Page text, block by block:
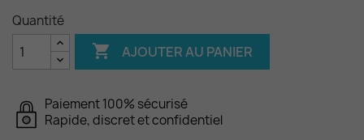
Quantité
 AJOUTER AU PANIER
Paiement 100% sécurisé
Rapide, discret et confidentiel